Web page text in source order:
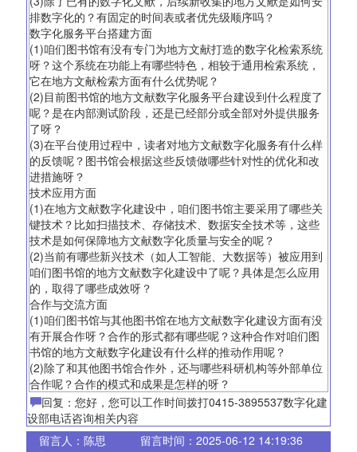
排数字化的？有固定的时间表或者优先级顺序吗？
数字化服务平台搭建方面
(1)咱们图书馆有没有专门为地方文献打造的数字化检索系统
呀？这个系统在功能上有哪些特色，相较于通用检索系统，
它在地方文献检索方面有什么优势呢？
(2)目前图书馆的地方文献数字化服务平台建设到什么程度了
呢？是在内部测试阶段，还是已经部分或全部对外提供服务
了呀？
(3)在平台使用过程中，读者对地方文献数字化服务有什么样
的反馈呢？图书馆会根据这些反馈做哪些针对性的优化和改
进措施呀？
技术应用方面
(1)在地方文献数字化建设中，咱们图书馆主要采用了哪些关
键技术？比如扫描技术、存储技术、数据安全技术等，这些
技术是如何保障地方文献数字化质量与安全的呢？
(2)当前有哪些新兴技术（如人工智能、大数据等）被应用到
咱们图书馆的地方文献数字化建设中了呢？具体是怎么应用
的，取得了哪些成效呀？
合作与交流方面
(1)咱们图书馆与其他图书馆在地方文献数字化建设方面有没
有开展合作呀？合作的形式都有哪些呢？这种合作对咱们图
书馆的地方文献数字化建设有什么样的推动作用呢？
(2)除了和其他图书馆合作外，还与哪些科研机构等外部单位
合作呢？合作的模式和成果是怎样的呀？
回复：您好，您可以工作时间拨打0415-3895537数字化建
设部电话咨询相关内容
留言人：陈思
留言时间：2025-06-12 14:19:36